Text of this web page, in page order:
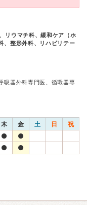
リウマチ科、緩和ケア（ホ
、整形外科、リハビリテー
吸器外科専門医、循環器専
木 金 土 日 祝